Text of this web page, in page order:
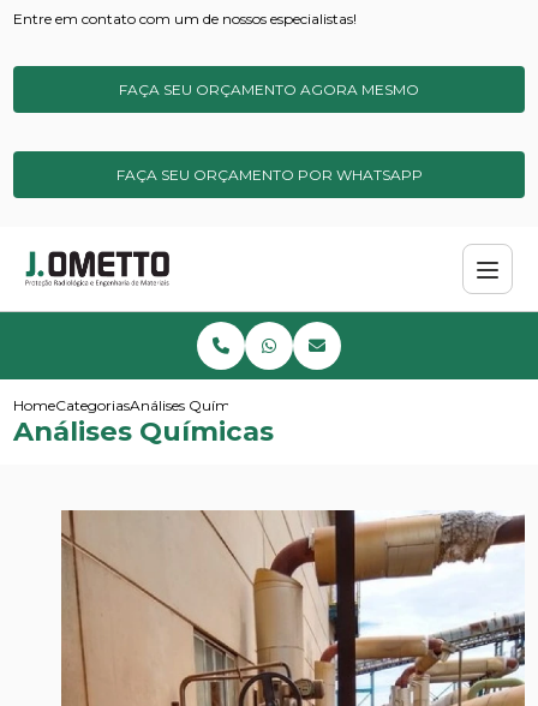
Entre em contato com um de nossos especialistas!
FAÇA SEU ORÇAMENTO AGORA MESMO
FAÇA SEU ORÇAMENTO POR WHATSAPP
HomeCategoriasAnálises Químicas
Análises Químicas